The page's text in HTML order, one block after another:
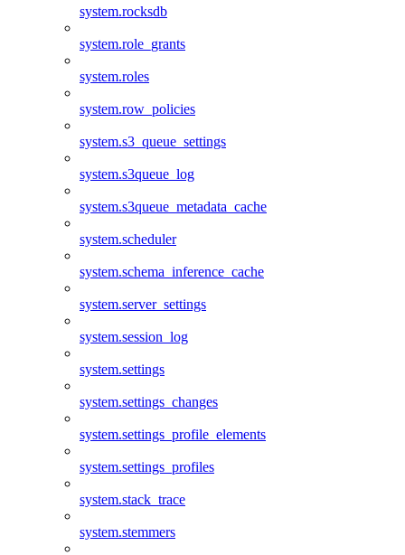
system.rocksdb
system.role_grants
system.roles
system.row_policies
system.s3_queue_settings
system.s3queue_log
system.s3queue_metadata_cache
system.scheduler
system.schema_inference_cache
system.server_settings
system.session_log
system.settings
system.settings_changes
system.settings_profile_elements
system.settings_profiles
system.stack_trace
system.stemmers